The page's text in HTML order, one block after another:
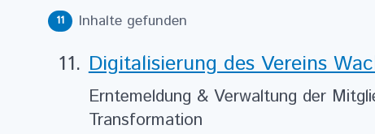
11 Inhalte gefunden
Digitalisierung des Vereins
Erntemeldung & Verwaltung der
Transformation